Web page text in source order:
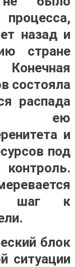
назад и
стране
Конечная
состояла
распада
ею
и
под
шаг к
.
блок
ситуации